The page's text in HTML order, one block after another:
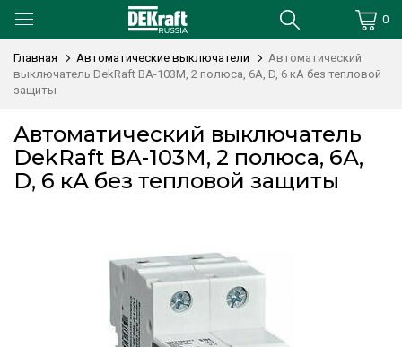
0
Главная Автоматические выключатели
Автоматический
выключатель DekRaft ВА-103М, 2 полюса, 6А, D, 6 кА без тепловой
защиты
Автоматический выключатель
DekRaft ВА-103М, 2 полюса, 6А,
D, 6 кА без тепловой защиты